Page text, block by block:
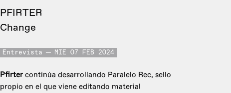
PFIRTER
Change
Entrevista MIE 07 FEB 2024
Pfirter continúa desarrollando Paralelo Rec, sello
propio en el que viene editando material